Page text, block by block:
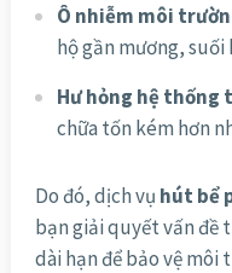
Ô nhiễm môi
hộ gần mương, suối
Hư hỏng hệ thống
chữa tốn kém hơn
Do đó, dịch vụ hút bể
bạn giải quyết vấn đề
dài hạn để bảo vệ môi